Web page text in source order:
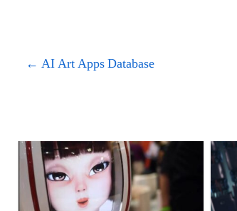
AI Art Apps Database
←